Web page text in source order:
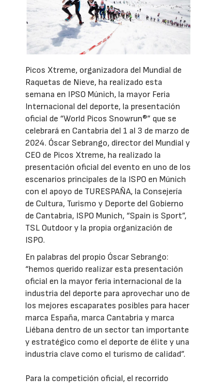
Picos Xtreme, organizadora del Mundial de
Raquetas de Nieve, ha realizado esta
semana en IPSO Múnich, la mayor Feria
Internacional del deporte, la presentación
oficial de “World Picos Snowrun®” que se
celebrará en Cantabria del 1 al 3 de marzo de
2024. Óscar Sebrango, director del Mundial y
CEO de Picos Xtreme, ha realizado la
presentación oficial del evento en uno de los
escenarios principales de la ISPO en Múnich
con el apoyo de TURESPAÑA, la Consejería
de Cultura, Turismo y Deporte del Gobierno
de Cantabria, ISPO Munich, “Spain is Sport”,
TSL Outdoor y la propia organización de
ISPO.
En palabras del propio Óscar Sebrango:
“hemos querido realizar esta presentación
oficial en la mayor feria internacional de la
industria del deporte para aprovechar uno de
los mejores escaparates posibles para hacer
marca España, marca Cantabria y marca
Liébana dentro de un sector tan importante
y estratégico como el deporte de élite y una
industria clave como el turismo de calidad”.
Para la competición oficial, el recorrido